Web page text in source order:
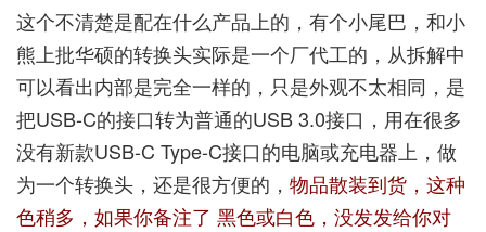
这个不清楚是配在什么产品上的，有个小尾巴，和小
熊上批华硕的转换头实际是一个厂代工的，从拆解中
可以看出内部是完全一样的，只是外观不太相同，是
把USB-C的接口转为普通的USB 3.0接口，用在很多
没有新款USB-C Type-C接口的电脑或充电器上，做
为一个转换头，还是很方便的， 物品散装到货，这种
色稍多，如果你备注了 黑色或白色，没发发给你对